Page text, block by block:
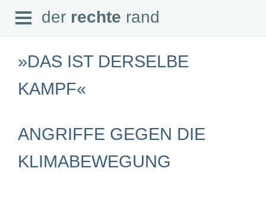
der rechte rand
Home
Suche
Magazin
Open
Menu
der rechte rand
»DAS IST DERSELBE
KAMPF«
ANGRIFFE GEGEN DIE
KLIMABEWEGUNG